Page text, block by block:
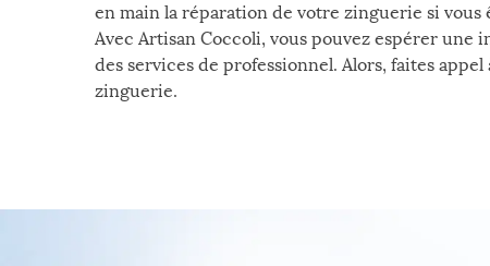
en main la réparation de votre zinguerie si vous
Avec Artisan Coccoli, vous pouvez espérer une
des services de professionnel. Alors, faites
zinguerie.